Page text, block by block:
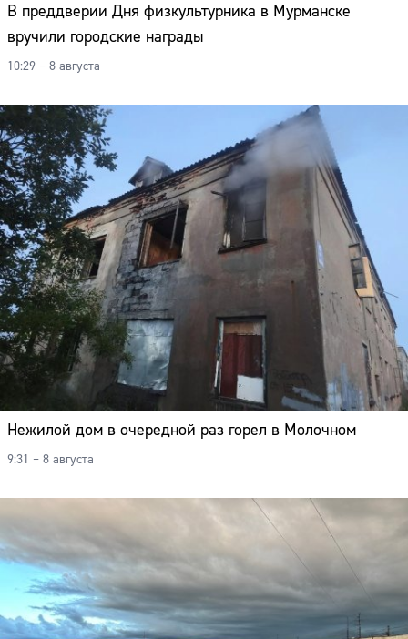
В преддверии Дня физкультурника в Мурманске
вручили городские награды
10:29 – 8 августа
Нежилой дом в очередной раз горел в Молочном
9:31 – 8 августа